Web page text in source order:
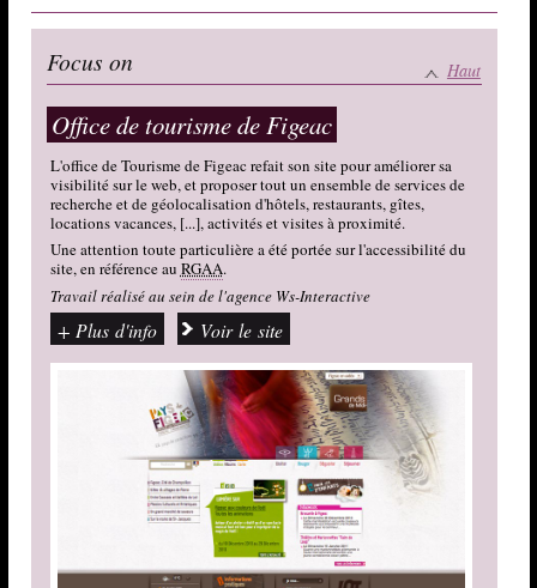
Cameleon Software
Solutions logicielles Cameleon, pour améliorer vos actions
de vente et de marketing
Configurateur d'offres / Aide à la vente / Devis & Tarification
...
Accéder au site
Focus on Haut
Office de tourisme de Figeac
L'office de Tourisme de Figeac refait son site pour améliorer sa
visibilité sur le web, et proposer tout un ensemble de services de
recherche et de géolocalisation d'hôtels, restaurants, gîtes,
locations vacances, [...], activités et visites à proximité.
Une attention toute particulière a été portée sur l'accessibilité du
site, en référence au RGAA.
Travail réalisé au sein de l'agence Ws-Interactive
+ Plus d'info Voir le site